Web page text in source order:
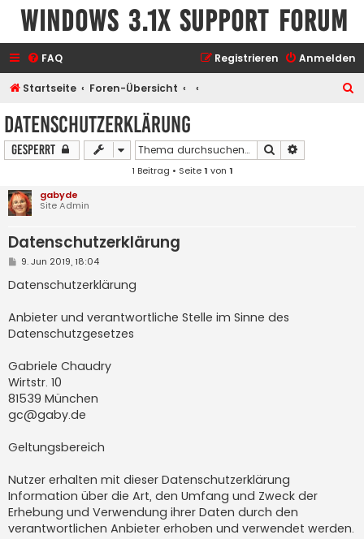
Windows 3.1x Support Forum
FAQ Anmelden
Registrieren
Startseite Foren-Übersicht
Datenschutzerklärung
Gesperrt Suche
1 Beitrag • Seite1 von 1
gabyde
Site Admin
Datenschutzerklärung
B
i
t
a
g
9. Jun 2019, 18:04
Datenschutzerklärung
Anbieter und verantwortliche Stelle im Sinne des
Datenschutzgesetzes
Gabriele Chaudry
Wirtstr. 10
81539 München
gc@gaby.de
Geltungsbereich
Nutzer erhalten mit dieser Datenschutzerklärung
Information über die Art, den Umfang und Zweck der
Erhebung und Verwendung ihrer Daten durch den
verantwortlichen Anbieter erhoben und verwendet werden.